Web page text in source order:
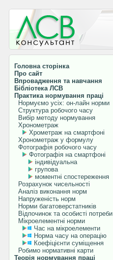
Головна сторінка
Про сайт
Впровадження та навчання
Бібліотека ЛСВ
Практика нормування праці
Нормуємо усіх: он-лайн норми
Структура робочого часу
Вибір методу нормування
Хронометраж
Хрометраж на смартфоні
Хронометраж у формулу
Фотографія робочого часу
Фотографія на смартфоні
індивідуальна
групова
моментні спостереження
Розрахунок чисельності
Аналіз виконання норм
Напруженість норм
Норми багатоверстатників
Відпочинок та особисті потреби
Мікроелементні норми
Час на мікроелементи
Норма часу на операцію
Коефіцієнти суміщення
Робимо нормативні карти
Теорія нормування праці